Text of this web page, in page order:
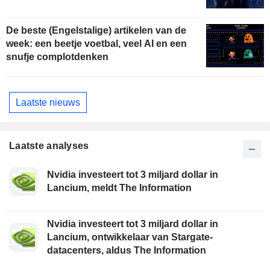
De beste (Engelstalige) artikelen van de
week: een beetje voetbal, veel AI en een
snufje complotdenken
Laatste nieuws
Laatste analyses
Nvidia investeert tot 3 miljard dollar in
Lancium, meldt The Information
Nvidia investeert tot 3 miljard dollar in
Lancium, ontwikkelaar van Stargate-
datacenters, aldus The Information